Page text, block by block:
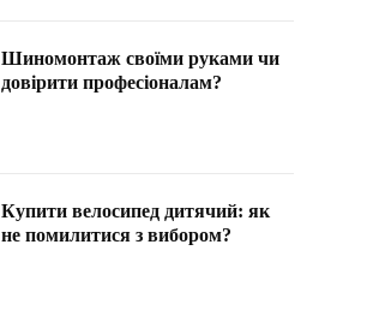
Шиномонтаж своїми руками чи
довірити професіоналам?
Купити велосипед дитячий: як
не помилитися з вибором?